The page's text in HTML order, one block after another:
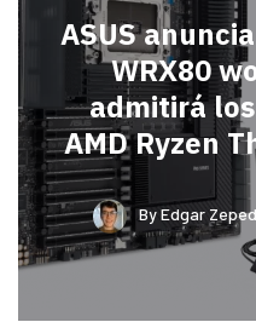
ASUS
WRX80
admitirá
AMD Ryzen
ByEdgar